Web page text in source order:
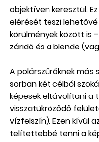
objektíven keresztül.
elérését teszi
körülmények között is
záridő és a blende
A polárszűrőknek más
sorban két célból
képesek eltávolítani a
visszatükröződő
vízfelszín). Ezen kívül
telítettebbé tenni a